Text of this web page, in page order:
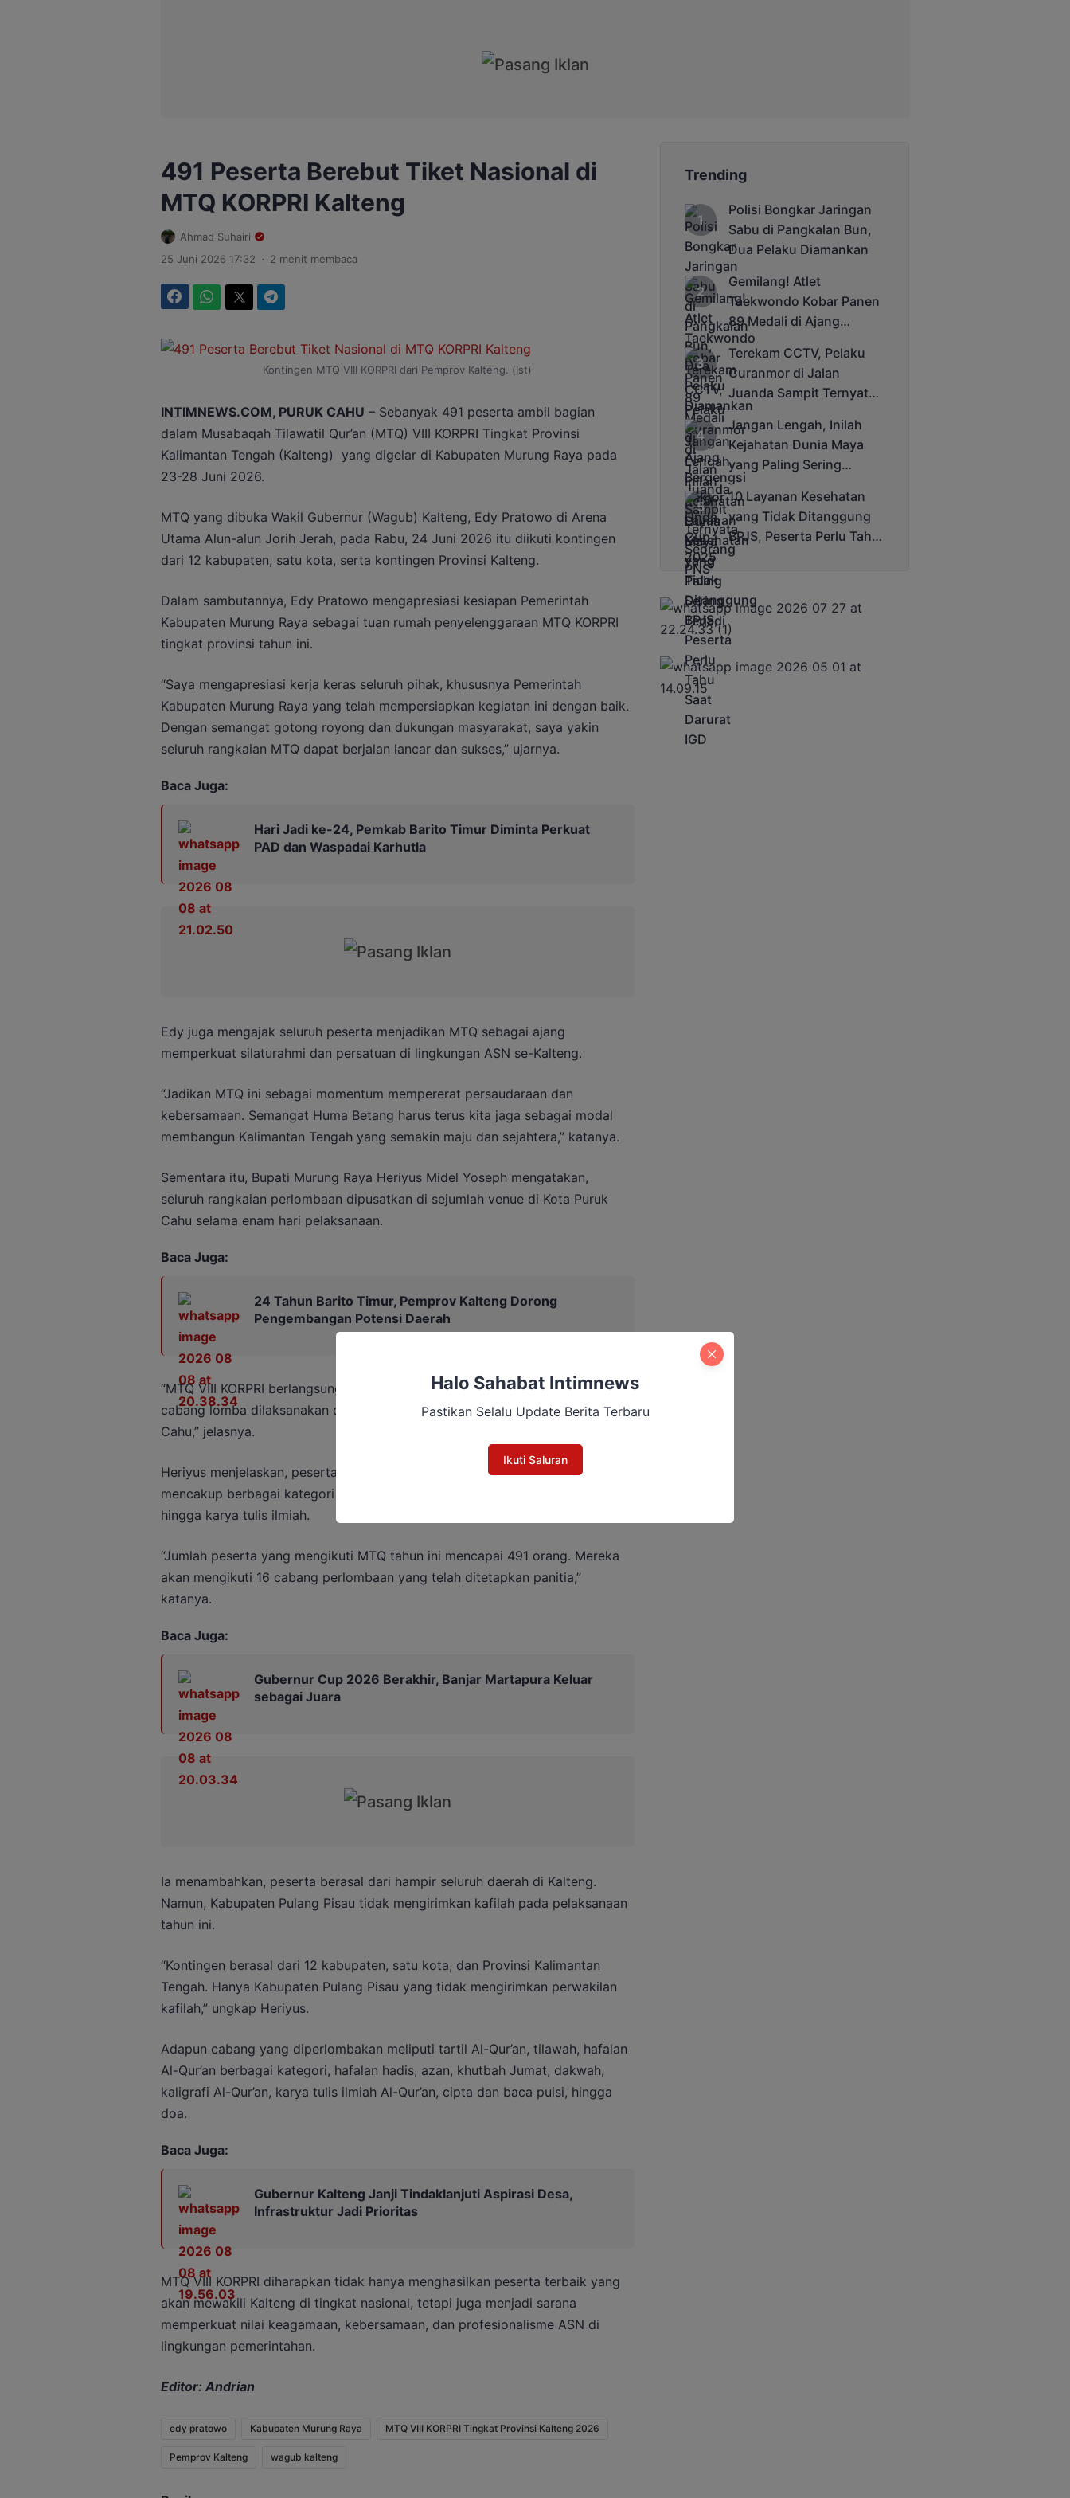
491 Peserta Berebut Tiket Nasional di
MTQ KORPRI Kalteng
Ahmad Suhairi
25 Juni 2026 17:32 . 2 menit membaca
Kontingen MTQ VIII KORPRI dari Pemprov Kalteng. (Ist)
INTIMNEWS.COM, PURUK CAHU – Sebanyak 491 peserta ambil bagian
dalam Musabaqah Tilawatil Qur’an (MTQ) VIII KORPRI Tingkat Provinsi
Kalimantan Tengah (Kalteng) yang digelar di Kabupaten Murung Raya pada
23-28 Juni 2026.
MTQ yang dibuka Wakil Gubernur (Wagub) Kalteng, Edy Pratowo di Arena
Utama Alun-alun Jorih Jerah, pada Rabu, 24 Juni 2026 itu diikuti kontingen
dari 12 kabupaten, satu kota, serta kontingen Provinsi Kalteng.
Dalam sambutannya, Edy Pratowo mengapresiasi kesiapan Pemerintah
Kabupaten Murung Raya sebagai tuan rumah penyelenggaraan MTQ KORPRI
tingkat provinsi tahun ini.
“Saya mengapresiasi kerja keras seluruh pihak, khususnya Pemerintah
Kabupaten Murung Raya yang telah mempersiapkan kegiatan ini dengan baik.
Dengan semangat gotong royong dan dukungan masyarakat, saya yakin
seluruh rangkaian MTQ dapat berjalan lancar dan sukses,” ujarnya.
Baca Juga:
Hari Jadi ke-24, Pemkab Barito Timur Diminta Perkuat
PAD dan Waspadai Karhutla
Edy juga mengajak seluruh peserta menjadikan MTQ sebagai ajang
memperkuat silaturahmi dan persatuan di lingkungan ASN se-Kalteng.
“Jadikan MTQ ini sebagai momentum mempererat persaudaraan dan
kebersamaan. Semangat Huma Betang harus terus kita jaga sebagai modal
membangun Kalimantan Tengah yang semakin maju dan sejahtera,” katanya.
Sementara itu, Bupati Murung Raya Heriyus Midel Yoseph mengatakan,
seluruh rangkaian perlombaan dipusatkan di sejumlah venue di Kota Puruk
Cahu selama enam hari pelaksanaan.
Baca Juga:
24 Tahun Barito Timur, Pemprov Kalteng Dorong
Pengembangan Potensi Daerah
“MTQ VIII KORPRI berlangsung mulai 23 hingga 28 Juni 2026 dan seluruh
cabang lomba dilaksanakan di beberapa lokasi yang telah disiapkan di Puruk
Cahu,” jelasnya.
Heriyus menjelaskan, peserta akan bersaing dalam 16 cabang lomba yang
mencakup berbagai kategori tilawah, hafalan Al-Qur’an, dakwah, kaligrafi,
hingga karya tulis ilmiah.
“Jumlah peserta yang mengikuti MTQ tahun ini mencapai 491 orang. Mereka
akan mengikuti 16 cabang perlombaan yang telah ditetapkan panitia,”
katanya.
Baca Juga:
Gubernur Cup 2026 Berakhir, Banjar Martapura Keluar
sebagai Juara
Ia menambahkan, peserta berasal dari hampir seluruh daerah di Kalteng.
Namun, Kabupaten Pulang Pisau tidak mengirimkan kafilah pada pelaksanaan
tahun ini.
“Kontingen berasal dari 12 kabupaten, satu kota, dan Provinsi Kalimantan
Tengah. Hanya Kabupaten Pulang Pisau yang tidak mengirimkan perwakilan
kafilah,” ungkap Heriyus.
Adapun cabang yang diperlombakan meliputi tartil Al-Qur’an, tilawah, hafalan
Al-Qur’an berbagai kategori, hafalan hadis, azan, khutbah Jumat, dakwah,
kaligrafi Al-Qur’an, karya tulis ilmiah Al-Qur’an, cipta dan baca puisi, hingga
doa.
Baca Juga:
Gubernur Kalteng Janji Tindaklanjuti Aspirasi Desa,
Infrastruktur Jadi Prioritas
MTQ VIII KORPRI diharapkan tidak hanya menghasilkan peserta terbaik yang
akan mewakili Kalteng di tingkat nasional, tetapi juga menjadi sarana
memperkuat nilai keagamaan, kebersamaan, dan profesionalisme ASN di
lingkungan pemerintahan.
Editor: Andrian
edy pratowo Kabupaten Murung Raya MTQ VIII KORPRI Tingkat Provinsi Kalteng 2026
Pemprov Kalteng wagub kalteng
Trending
Polisi Bongkar Jaringan
Sabu di Pangkalan Bun,
Dua Pelaku Diamankan
Gemilang! Atlet
Taekwondo Kobar Panen
89 Medali di Ajang
Bergengsi Rektor Unda
Cup 2025
Terekam CCTV, Pelaku
Curanmor di Jalan
Juanda Sampit Ternyata
Seorang PNS
Jangan Lengah, Inilah
Kejahatan Dunia Maya
yang Paling Sering
Terjadi
10 Layanan Kesehatan
yang Tidak Ditanggung
BPJS, Peserta Perlu Tahu
Saat Darurat IGD
Halo Sahabat Intimnews
Pastikan Selalu Update Berita Terbaru
Ikuti Saluran